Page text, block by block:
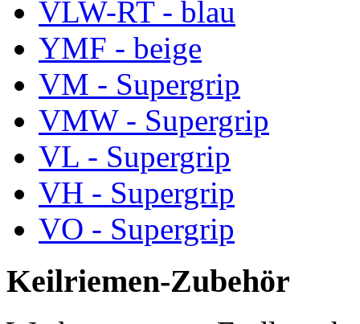
VLW-RT - blau
YMF - beige
VM - Supergrip
VMW - Supergrip
VL - Supergrip
VH - Supergrip
VO - Supergrip
Keilriemen-Zubehör